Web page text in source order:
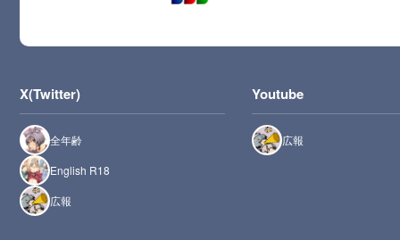
X(Twitter)
全年齢
English R18
広報
Youtube
広報